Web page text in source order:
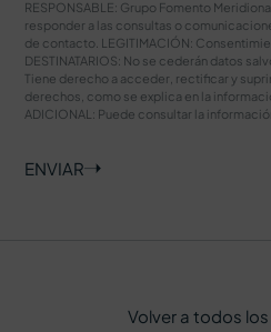
RESPONSABLE: Grupo Fomento
responder a las consultas o
de contacto. LEGITIMACIÓN:
DESTINATARIOS: No se cederán datos
Tiene derecho a acceder, rectificar y
derechos, como se explica en la
ADICIONAL: Puede consultar la
ENVIAR
Volver a todos